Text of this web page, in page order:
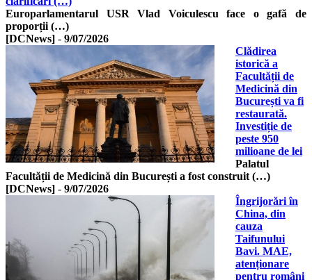
Europarlamentarul USR Vlad Voiculescu face o gafă de
proporții (…)
[DCNews] - 9/07/2026
Clădirea
istorică a
Facultății de
Medicină din
București va fi
restaurată.
Investiție de
peste 950
milioane de lei
Palatul
Facultății de Medicină din București a fost construit (…)
[DCNews] - 9/07/2026
Îngrijorări în
China, din
cauza
Taifunului
Bavi. MAE,
atenționare
pentru români